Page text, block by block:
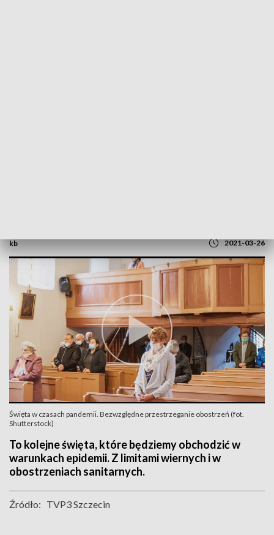
kb 2021-03-26
Święta w czasach pandemii. Bezwzględne przestrzeganie obostrzeń (fot.
Shutterstock)
To kolejne święta, które będziemy obchodzić w
warunkach epidemii. Z limitami wiernych i w
obostrzeniach sanitarnych.
Źródło: TVP3 Szczecin